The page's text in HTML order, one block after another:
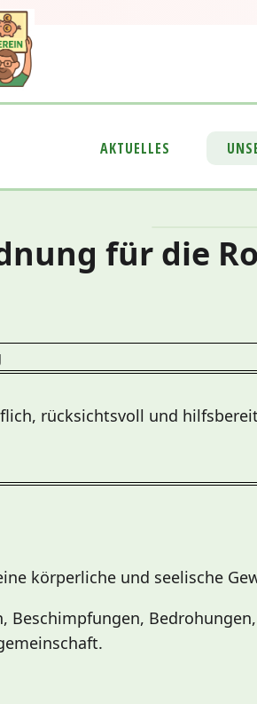
AKTUELLES
für die
rücksichtsvoll und
körperliche und seelische
Beschimpfungen,